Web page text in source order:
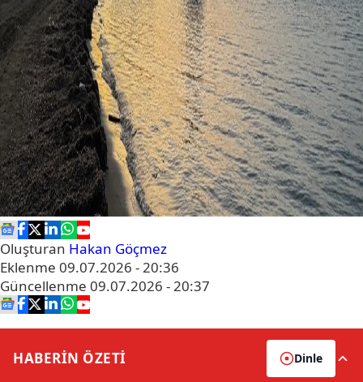
Oluşturan Hakan Göçmez
Eklenme 09.07.2026 - 20:36
Güncellenme 09.07.2026 - 20:37
HABERİN ÖZETİ Dinle